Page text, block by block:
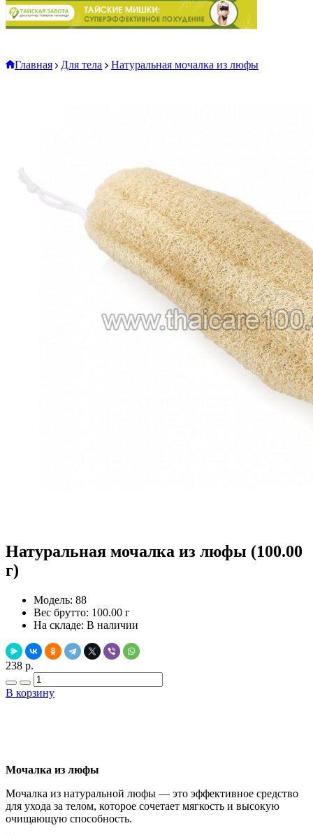
Главная Для тела Натуральная мочалка из люфы
Натуральная мочалка из люфы (100.00
г)
Модель: 88
Вес брутто: 100.00 г
На складе: В наличии
238 р.
В корзину
Мочалка из люфы
Мочалка из натуральной люфы — это эффективное средство
для ухода за телом, которое сочетает мягкость и высокую
очищающую способность.